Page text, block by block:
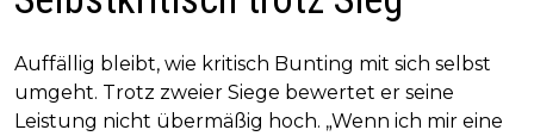
Auffällig bleibt, wie kritisch Bunting mit sich selbst
umgeht. Trotz zweier Siege bewertet er seine
Leistung nicht übermäßig hoch. „Wenn ich mir eine